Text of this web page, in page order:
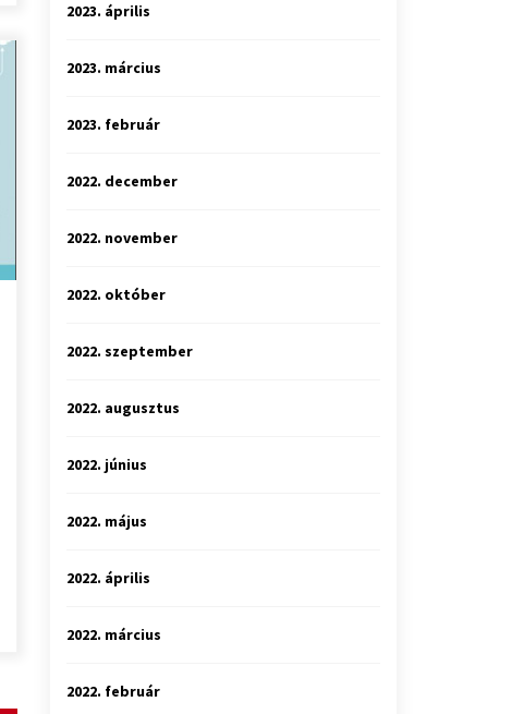
2023. április
2023. március
2023. február
2022. december
2022. november
2022. október
2022. szeptember
2022. augusztus
2022. június
2022. május
2022. április
2022. március
2022. február